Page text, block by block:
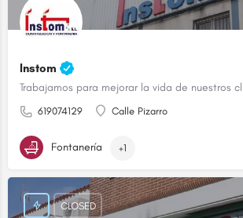
Instom
Trabajamos para mejorar la vida de nuestros
619074129 Calle Pizarro
Fontanería +1
CLOSED